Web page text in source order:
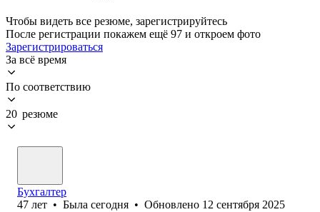
Чтобы видеть все резюме, зарегистрируйтесь
После регистрации покажем ещё 97 и откроем фото
Зарегистрироваться
За всё время
По соответствию
20 резюме
Бухгалтер
47 лет • Была сегодня • Обновлено 12 сентября 2025